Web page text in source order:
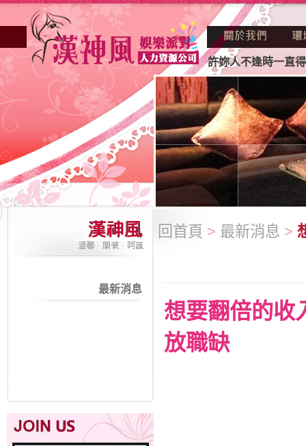
正因不景氣的年代找不到工作？也許妳人不逢時一直得不
最新消息
回首頁 > 最新消息 >
想要翻倍的收
放職缺